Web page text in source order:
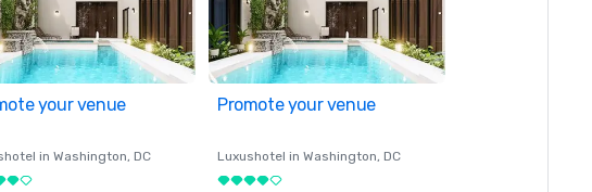
your venue
in Washington, DC
Promote your venue
Luxushotel in Washington, DC